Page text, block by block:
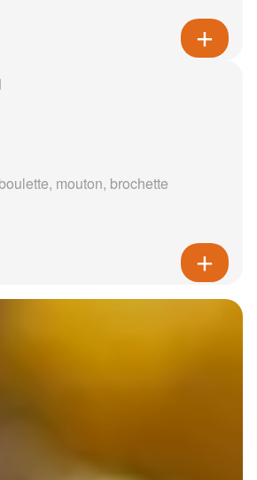
mouton, brochette